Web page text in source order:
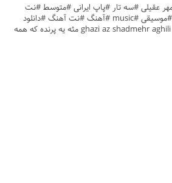
عقیلی #سه تار #پاپ ایرانی #متوسط #نت
#sheet #ملودی #melody #موسیقی #music #آهنگ #نت آهنگ #دانلود
#دانلود نت ghazi az shadmehr aghili not e ahange مثه یه پرنده که همه